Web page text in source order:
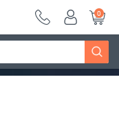
Дізнатись більше
0